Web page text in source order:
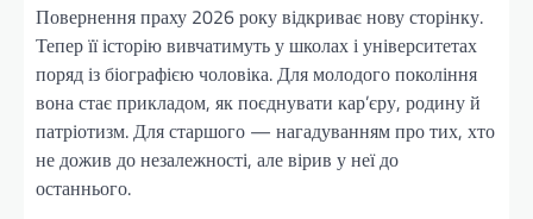
Повернення праху 2026 року відкриває нову сторінку.
Тепер її історію вивчатимуть у школах і університетах
поряд із біографією чоловіка. Для молодого покоління
вона стає прикладом, як поєднувати кар’єру, родину й
патріотизм. Для старшого — нагадуванням про тих, хто
не дожив до незалежності, але вірив у неї до
останнього.